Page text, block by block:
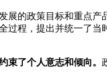
展的政策目标和重点
过程，提出并统一了
束了个人意志和倾向。